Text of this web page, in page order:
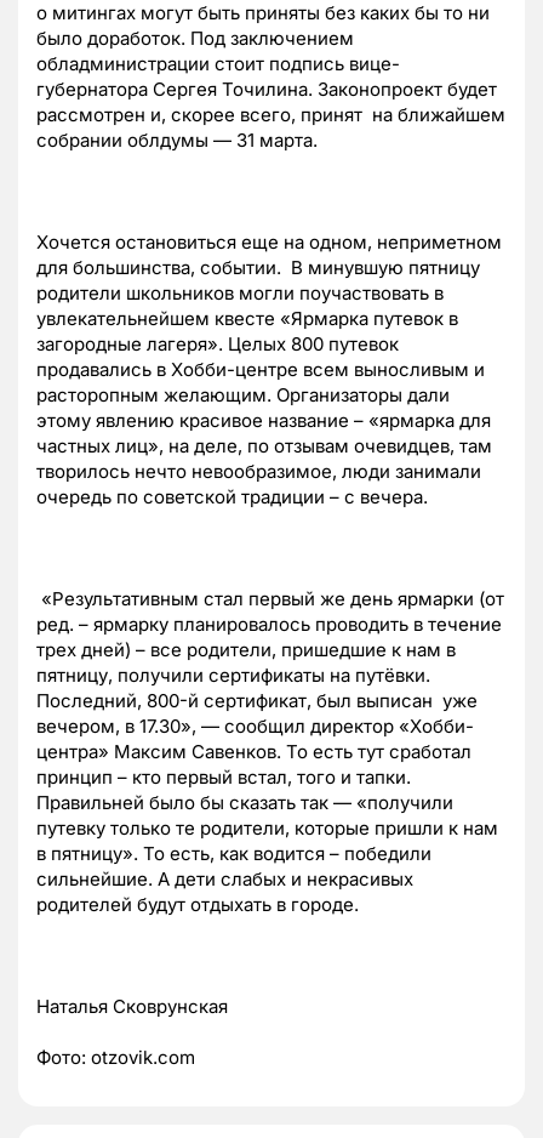
о митингах могут быть приняты без каких бы то ни
было доработок. Под заключением
обладминистрации стоит подпись вице-
губернатора Сергея Точилина. Законопроект будет
рассмотрен и, скорее всего, принят на ближайшем
собрании облдумы — 31 марта.
Хочется остановиться еще на одном, неприметном
для большинства, событии. В минувшую пятницу
родители школьников могли поучаствовать в
увлекательнейшем квесте «Ярмарка путевок в
загородные лагеря». Целых 800 путевок
продавались в Хобби-центре всем выносливым и
расторопным желающим. Организаторы дали
этому явлению красивое название – «ярмарка для
частных лиц», на деле, по отзывам очевидцев, там
творилось нечто невообразимое, люди занимали
очередь по советской традиции – с вечера.
«Результативным стал первый же день ярмарки (от
ред. – ярмарку планировалось проводить в течение
трех дней) – все родители, пришедшие к нам в
пятницу, получили сертификаты на путёвки.
Последний, 800-й сертификат, был выписан уже
вечером, в 17.30», — сообщил директор «Хобби-
центра» Максим Савенков. То есть тут сработал
принцип – кто первый встал, того и тапки.
Правильней было бы сказать так — «получили
путевку только те родители, которые пришли к нам
в пятницу». То есть, как водится – победили
сильнейшие. А дети слабых и некрасивых
родителей будут отдыхать в городе.
Наталья Сковрунская
Фото: otzovik.com